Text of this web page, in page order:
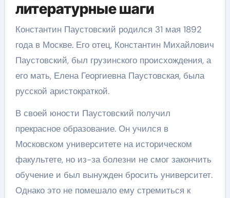
литературные шаги
Константин Паустовский родился 31 мая 1892
года в Москве. Его отец, Константин Михайлович
Паустовский, был грузинского происхождения, а
его мать, Елена Георгиевна Паустовская, была
русской аристократкой.
В своей юности Паустовский получил
прекрасное образование. Он учился в
Московском университете на историческом
факультете, но из-за болезни не смог закончить
обучение и был вынужден бросить университет.
Однако это не помешало ему стремиться к